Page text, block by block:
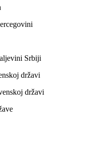
Srbiji
državi
državi